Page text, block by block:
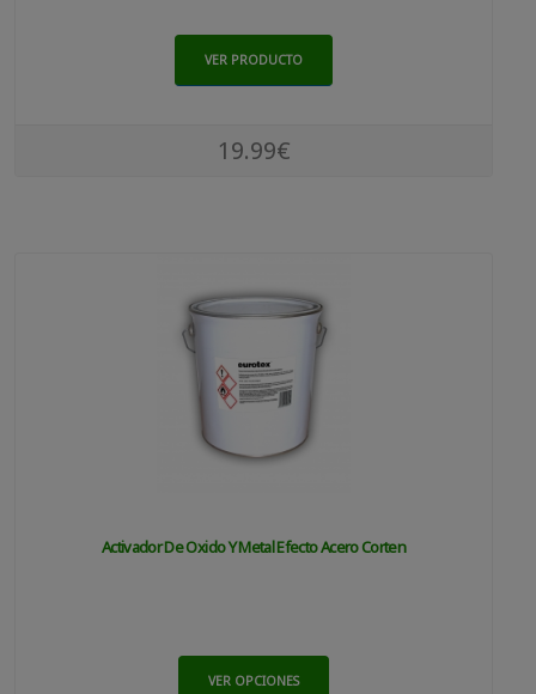
VER PRODUCTO
19.99€
Activador De Oxido Y Metal Efecto Acero Corten
VER OPCIONES